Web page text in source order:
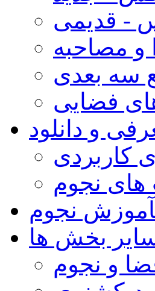
- قدیمی
مصاحبه
سه بعدی
فضایی
و دانلود
کاربردی
های نجوم
آموزش نجوم
بخش ها
و نجوم